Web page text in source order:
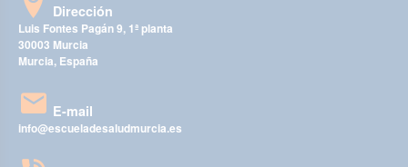
Dirección
Luis Fontes Pagán 9, 1ª planta
30003 Murcia
Murcia, España
E-mail
info@escueladesaludmurcia.es